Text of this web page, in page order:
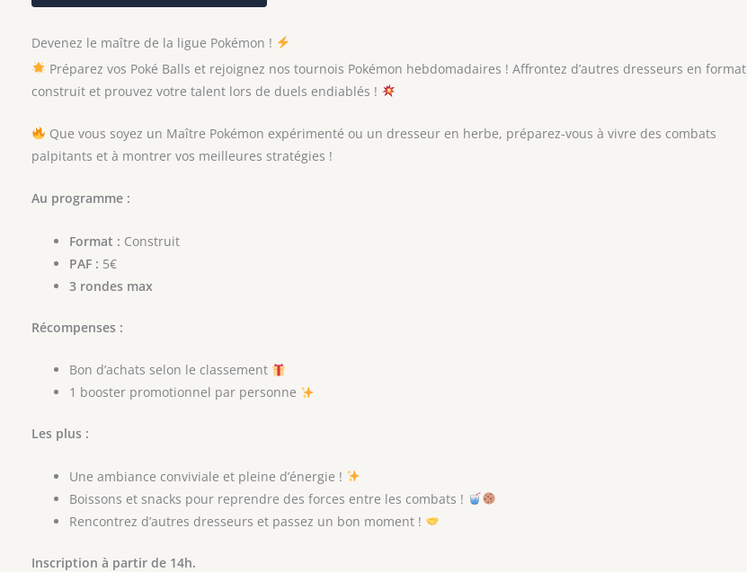
Devenez le maître de la ligue Pokémon !
Préparez vos Poké Balls et rejoignez nos tournois Pokémon hebdomadaires ! Affrontez d’autres dresseurs en format
construit et prouvez votre talent lors de duels endiablés !
Que vous soyez un Maître Pokémon expérimenté ou un dresseur en herbe, préparez-vous à vivre des combats
palpitants et à montrer vos meilleures stratégies !
Au programme :
Format : Construit
PAF : 5€
3 rondes max
Récompenses :
Bon d’achats selon le classement
1 booster promotionnel par personne
Les plus :
Une ambiance conviviale et pleine d’énergie !
Boissons et snacks pour reprendre des forces entre les combats !
Rencontrez d’autres dresseurs et passez un bon moment !
Inscription à partir de 14h.